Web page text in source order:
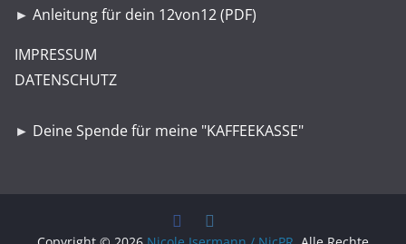
► Anleitung für dein 12von12 (PDF)
IMPRESSUM
DATENSCHUTZ
► Deine Spende für meine "KAFFEEKASSE"